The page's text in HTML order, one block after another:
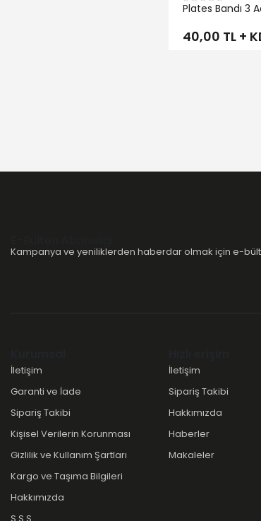
Plates Bandı 3
40,00 TL +
Kampanya ve yeniliklerden haberdar olmak için e-
İletişim
Garanti ve İade
Sipariş Takibi
Kişisel Verilerin Korunması
Gizlilik ve Kullanım Şartları
Kargo ve Taşıma Bilgileri
Hakkımızda
S.S.S.
İletişim
Sipariş Takibi
Hakkımızda
Haberler
Makaleler